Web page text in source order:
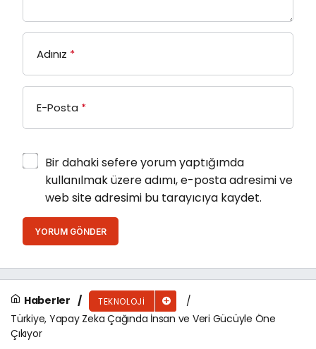
Adınız *
E-Posta *
Bir dahaki sefere yorum yaptığımda
kullanılmak üzere adımı, e-posta adresimi ve
web site adresimi bu tarayıcıya kaydet.
YORUM GÖNDER
Haberler TEKNOLOJI
Türkiye, Yapay Zeka Çağında İnsan ve Veri Gücüyle Öne
Çıkıyor